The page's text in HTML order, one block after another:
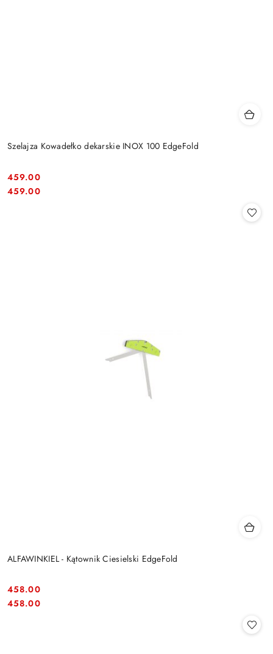
Szelajza Kowadełko dekarskie INOX 100 EdgeFold
Cena:
459.00
Cena:
459.00
ALFAWINKIEL - Kątownik Ciesielski EdgeFold
Cena:
458.00
Cena:
458.00